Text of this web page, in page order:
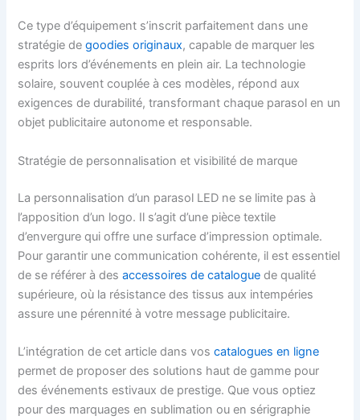
Ce type d’équipement s’inscrit parfaitement dans une
stratégie degoodies originaux, capable de marquer les
esprits lors d’événements en plein air. La technologie
solaire, souvent couplée à ces modèles, répond aux
exigences de durabilité, transformant chaque parasol en un
objet publicitaire autonome et responsable.
Stratégie de personnalisation et visibilité de marque
La personnalisation d’un parasol LED ne se limite pas à
l’apposition d’un logo. Il s’agit d’une pièce textile
d’envergure qui offre une surface d’impression optimale.
Pour garantir une communication cohérente, il est essentiel
de se référer à desaccessoires de catalogue de qualité
supérieure, où la résistance des tissus aux intempéries
assure une pérennité à votre message publicitaire.
L’intégration de cet article dans voscatalogues en ligne
permet de proposer des solutions haut de gamme pour
des événements estivaux de prestige. Que vous optiez
pour des marquages en sublimation ou en sérigraphie